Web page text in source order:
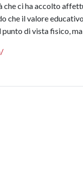
ci ha accolto
che il valore
di vista fisico,